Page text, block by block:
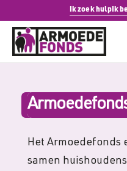
Ik zoek hulpIk
Het Armoedefonds
samen